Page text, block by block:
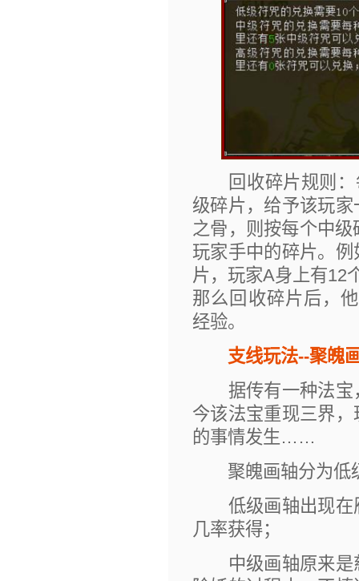
回收碎片规则：
级碎片，给予该玩
之骨，则按每个中
玩家手中的碎片。
片，玩家A身上有12
那么回收碎片后，
经验。
支线玩法--聚魄
据传有一种法宝
今该法宝重现三界
的事情发生……
聚魄画轴分为低
低级画轴出现在
几率获得；
中级画轴原来是